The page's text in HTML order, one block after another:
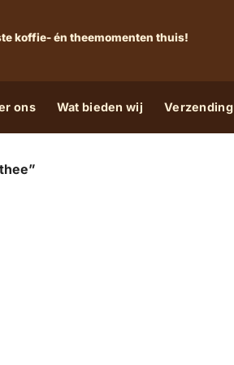
koffie- én theemomenten thuis!
ons Wat bieden wij Verzending